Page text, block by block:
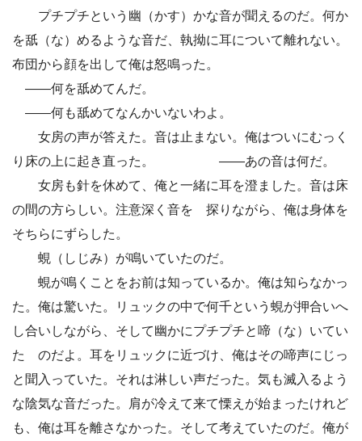
プチプチという幽（かす）かな音が聞えるのだ。何か
を舐（な）めるような音だ、執拗に耳について離れない。
布団から顔を出して俺は怒鳴った。
――何を舐めてんだ。
――何も舐めてなんかいないわよ。
女房の声が答えた。音は止まない。俺はついにむっく
り床の上に起き直った。 ――あの音は何だ。
女房も針を休めて、俺と一緒に耳を澄ました。音は床
の間の方らしい。注意深く音を 探りながら、俺は身体を
そちらにずらした。
蜆（しじみ）が鳴いていたのだ。
蜆が鳴くことをお前は知っているか。俺は知らなかっ
た。俺は驚いた。リュックの中で何千という蜆が押合いへ
し合いしながら、そして幽かにプチプチと啼（な）いてい
た のだよ。耳をリュックに近づけ、俺はその啼声にじっ
と聞入っていた。それは淋しい声だった。気も滅入るよう
な陰気な音だった。肩が冷えて来て慄えが始まったけれど
も、俺は耳を離さなかった。そして考えていたのだ。俺が